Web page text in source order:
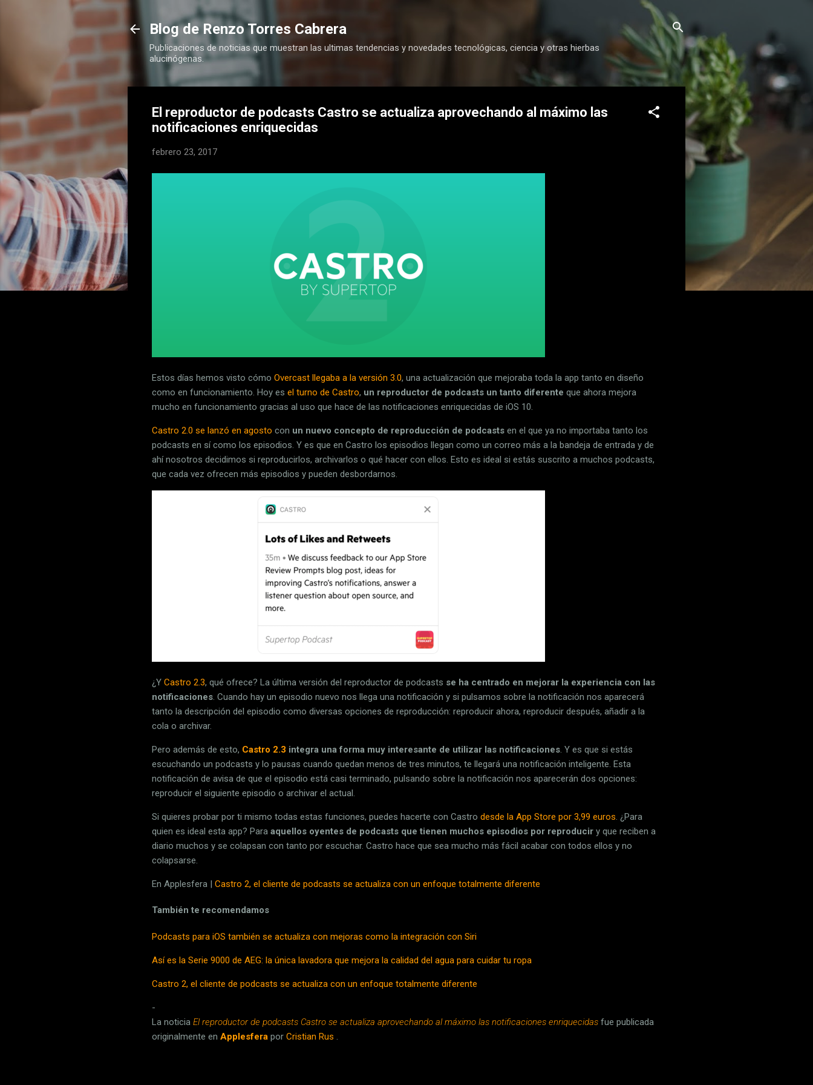
Blog de Renzo Torres Cabrera
Publicaciones de noticias que muestran las ultimas tendencias y novedades tecnológicas, ciencia y otras hierbas
alucinógenas.
El reproductor de podcasts Castro se actualiza aprovechando al máximo las
notificaciones enriquecidas
febrero 23, 2017
Estos días hemos visto cómo Overcast llegaba a la versión 3.0, una actualización que mejoraba toda la app tanto en diseño
como en funcionamiento. Hoy es el turno de Castro, un reproductor de podcasts un tanto diferente que ahora mejora
mucho en funcionamiento gracias al uso que hace de las notificaciones enriquecidas de iOS 10.
Castro 2.0 se lanzó en agosto con un nuevo concepto de reproducción de podcasts en el que ya no importaba tanto los
podcasts en sí como los episodios. Y es que en Castro los episodios llegan como un correo más a la bandeja de entrada y de
ahí nosotros decidimos si reproducirlos, archivarlos o qué hacer con ellos. Esto es ideal si estás suscrito a muchos podcasts,
que cada vez ofrecen más episodios y pueden desbordarnos.
¿Y Castro 2.3, qué ofrece? La última versión del reproductor de podcasts se ha centrado en mejorar la experiencia con las
notificaciones . Cuando hay un episodio nuevo nos llega una notificación y si pulsamos sobre la notificación nos aparecerá
tanto la descripción del episodio como diversas opciones de reproducción: reproducir ahora, reproducir después, añadir a la
cola o archivar.
Pero además de esto, Castro 2.3 integra una forma muy interesante de utilizar las notificaciones . Y es que si estás
escuchando un podcasts y lo pausas cuando quedan menos de tres minutos, te llegará una notificación inteligente. Esta
notificación de avisa de que el episodio está casi terminado, pulsando sobre la notificación nos aparecerán dos opciones:
reproducir el siguiente episodio o archivar el actual.
Si quieres probar por ti mismo todas estas funciones, puedes hacerte con Castro desde la App Store por 3,99 euros . ¿Para
quien es ideal esta app? Para aquellos oyentes de podcasts que tienen muchos episodios por reproducir y que reciben a
diario muchos y se colapsan con tanto por escuchar. Castro hace que sea mucho más fácil acabar con todos ellos y no
colapsarse.
En Applesfera | Castro 2, el cliente de podcasts se actualiza con un enfoque totalmente diferente
También te recomendamos
Podcasts para iOS también se actualiza con mejoras como la integración con Siri
Así es la Serie 9000 de AEG: la única lavadora que mejora la calidad del agua para cuidar tu ropa
Castro 2, el cliente de podcasts se actualiza con un enfoque totalmente diferente
-
La noticia El reproductor de podcasts Castro se actualiza aprovechando al máximo las notificaciones enriquecidas fue publicada
originalmente en Applesfera por Cristian Rus .